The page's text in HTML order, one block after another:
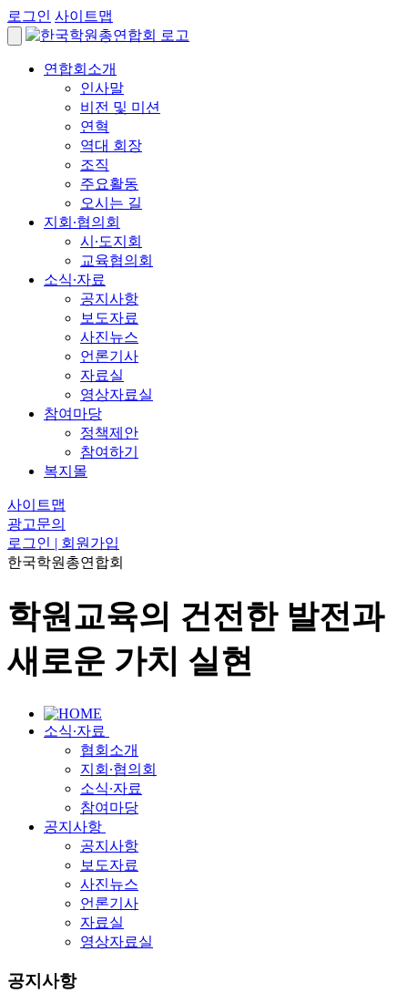
로그인 사이트맵
연합회소개
인사말
비전 및 미션
연혁
역대 회장
조직
주요활동
오시는 길
지회∙협의회
시∙도지회
교육협의회
소식∙자료
공지사항
보도자료
사진뉴스
언론기사
자료실
영상자료실
참여마당
정책제안
참여하기
복지몰
사이트맵
광고문의
로그인 | 회원가입
한국학원총연합회
학원교육의 건전한 발전과
새로운 가치 실현
소식∙자료
협회소개
지회∙협의회
소식∙자료
참여마당
공지사항
공지사항
보도자료
사진뉴스
언론기사
자료실
영상자료실
공지사항